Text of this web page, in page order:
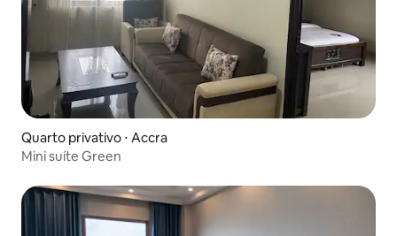
Quarto privativo ⋅ Accra
Mini suíte Green